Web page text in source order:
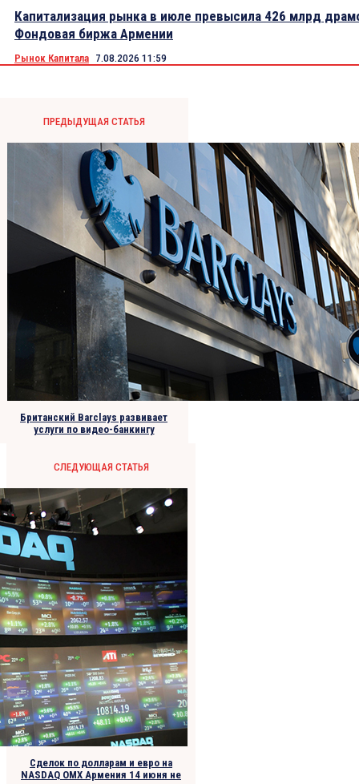
Капитализация рынка в июле превысила 426 млрд
Фондовая биржа Армении
Рынок Капитала 7.08.2026 11:59
ПРЕДЫДУЩАЯ СТАТЬЯ
Британский Barclays развивает
услуги по видео-банкингу
СЛЕДУЮЩАЯ СТАТЬЯ
Сделок по долларам и евро на
NASDAQ OMX Армения 14 июня не